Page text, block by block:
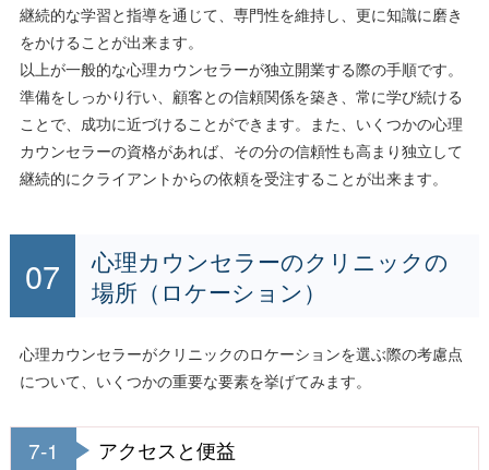
継続的な学習と指導を通じて、専門性を維持し、更に知識に磨き
をかけることが出来ます。
以上が一般的な心理カウンセラーが独立開業する際の手順です。
準備をしっかり行い、顧客との信頼関係を築き、常に学び続ける
ことで、成功に近づけることができます。また、いくつかの心理
カウンセラーの資格があれば、その分の信頼性も高まり独立して
継続的にクライアントからの依頼を受注することが出来ます。
心理カウンセラーのクリニックの
場所（ロケーション）
心理カウンセラーがクリニックのロケーションを選ぶ際の考慮点
について、いくつかの重要な要素を挙げてみます。
7-1 アクセスと便益